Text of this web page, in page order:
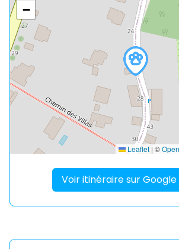
−
Leaflet | ©
Voir itinéraire sur Google